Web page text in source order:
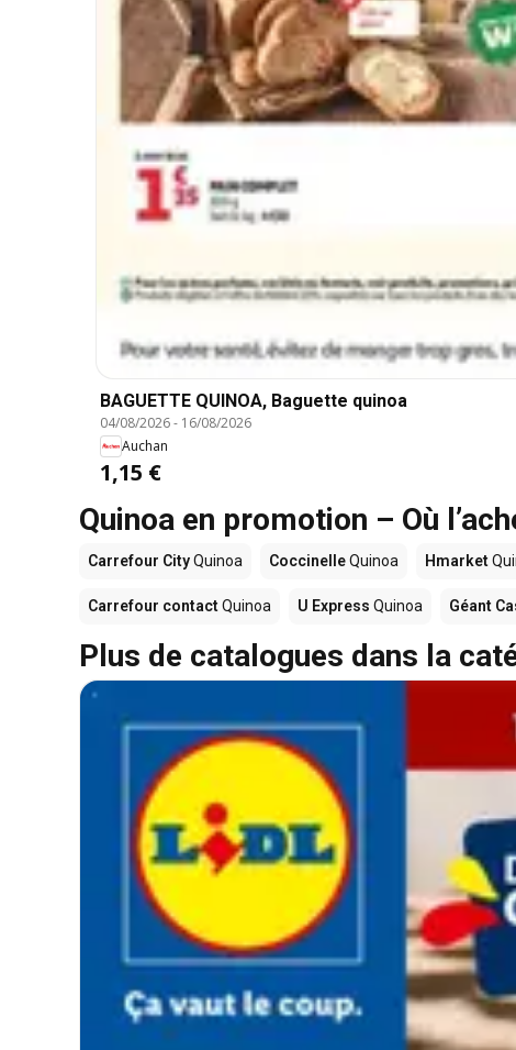
BAGUETTE QUINOA, Baguette quinoa
04/08/2026- 16/08/2026
Auchan
1,15 €
Quinoa en promotion – Où
Carrefour CityQuinoa CoccinelleQuinoa Hmarket
Carrefour contactQuinoa U Express Quinoa Géant
Plus de catalogues dans la